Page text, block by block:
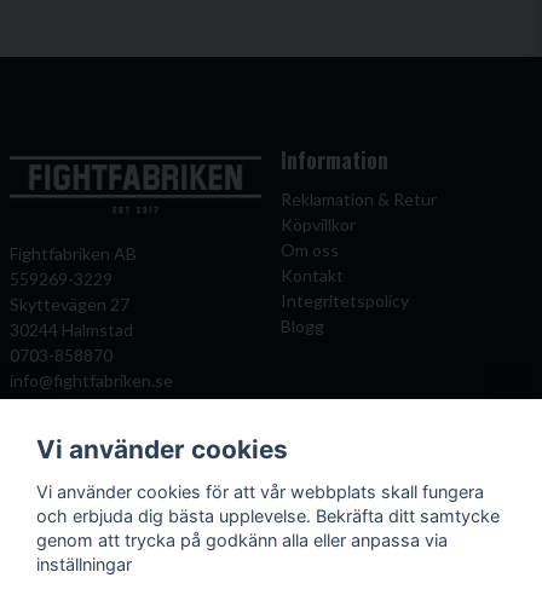
Fightfabriken AB
559269-3229
Skyttevägen 27
30244 Halmstad
0703-858870
info@fightfabriken.se
Information
Reklamation & Retur
Köpvillkor
Om oss
Kontakt
Integritetspolicy
Blogg
Mitt konto
Önskelista
Logga in
Registrera dig
Glömt lösenord?
Populära katagorier
Boxningshandskar
Benskydd
Kampsportsskydd
Vi använder cookies
Vi använder cookies för att vår webbplats skall fungera
och erbjuda dig bästa upplevelse. Bekräfta ditt samtycke
genom att trycka på godkänn alla eller anpassa via
inställningar